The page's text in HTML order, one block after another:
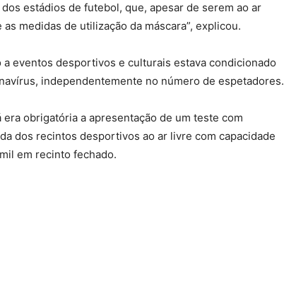
estádios de futebol, que, apesar de serem ao ar
medidas de utilização da máscara”, explicou.
eventos desportivos e culturais estava condicionado
independentemente no número de espetadores.
obrigatória a apresentação de um teste com
dos recintos desportivos ao ar livre com capacidade
em recinto fechado.